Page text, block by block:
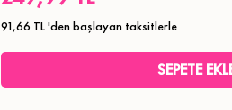
91,66 TL'den başlayan taksitlerle